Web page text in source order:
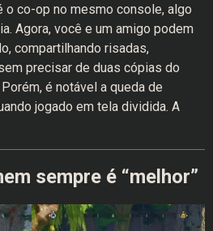
o co-op no mesmo console, algo
Agora, você e um amigo podem
compartilhando risadas,
precisar de duas cópias do
é notável a queda de
jogado em tela dividida. A
sempre é “melhor”